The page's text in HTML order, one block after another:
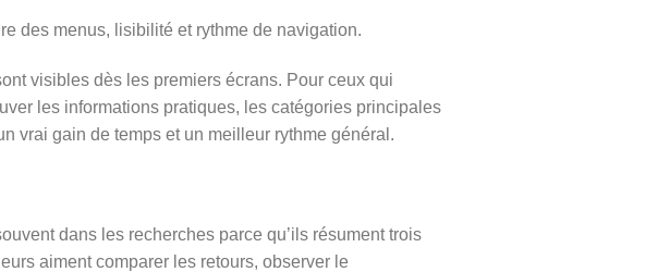
des menus, lisibilité et rythme de navigation.
visibles dès les premiers écrans. Pour ceux qui
les informations pratiques, les catégories principales
vrai gain de temps et un meilleur rythme général.
dans les recherches parce qu’ils résument trois
aiment comparer les retours, observer le